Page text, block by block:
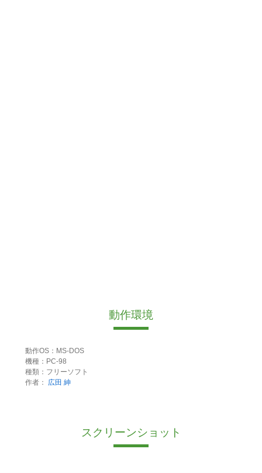
動作環境
動作OS：MS-DOS
機種：PC-98
種類：フリーソフト
作者：
広田 紳
スクリーンショット